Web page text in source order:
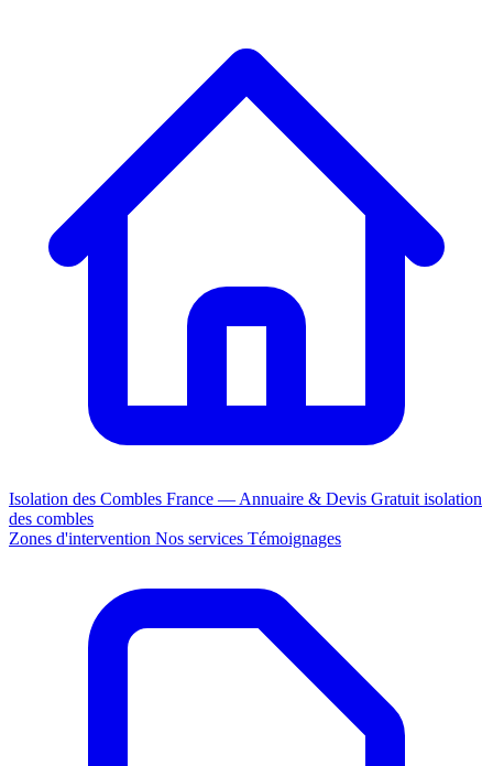
Isolation des Combles France — Annuaire & Devis Gratuit isolation
des combles
Zones d'intervention Nos services Témoignages